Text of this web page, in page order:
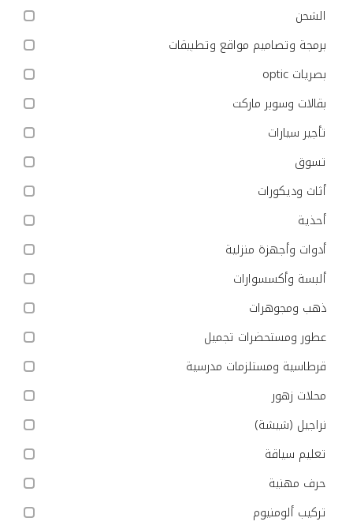
الشحن
برمجة وتصاميم مواقع وتطبيقات
بصريات optic
بقالات وسوبر ماركت
تأجير سيارات
تسوق
أثاث وديكورات
أحذية
أدوات وأجهزة منزلية
ألبسة وأكسسوارات
ذهب ومجوهرات
عطور ومستحضرات تجميل
قرطاسية ومستلزمات مدرسية
محلات زهور
نراجيل (شيشة)
تعليم سياقة
حرف مهنية
تركيب ألومنيوم